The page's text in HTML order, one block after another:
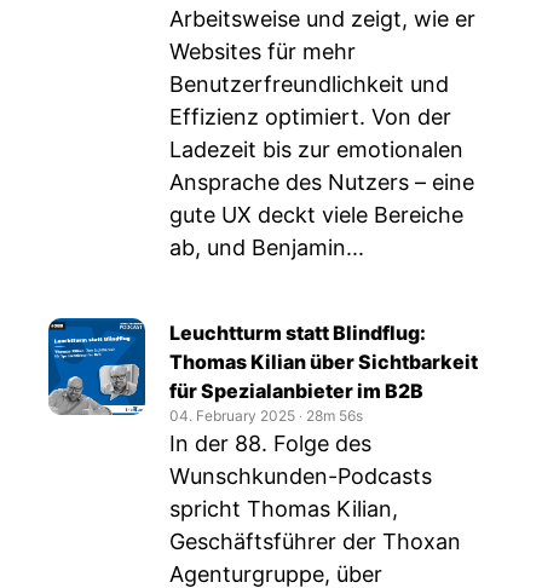
Arbeitsweise und zeigt, wie er
Websites für mehr
Benutzerfreundlichkeit und
Effizienz optimiert. Von der
Ladezeit bis zur emotionalen
Ansprache des Nutzers – eine
gute UX deckt viele Bereiche
ab, und Benjamin...
Leuchtturm statt Blindflug:
Thomas Kilian über Sichtbarkeit
für Spezialanbieter im B2B
04. February 2025 ‧ 28m 56s
In der 88. Folge des
Wunschkunden-Podcasts
spricht Thomas Kilian,
Geschäftsführer der Thoxan
Agenturgruppe, über